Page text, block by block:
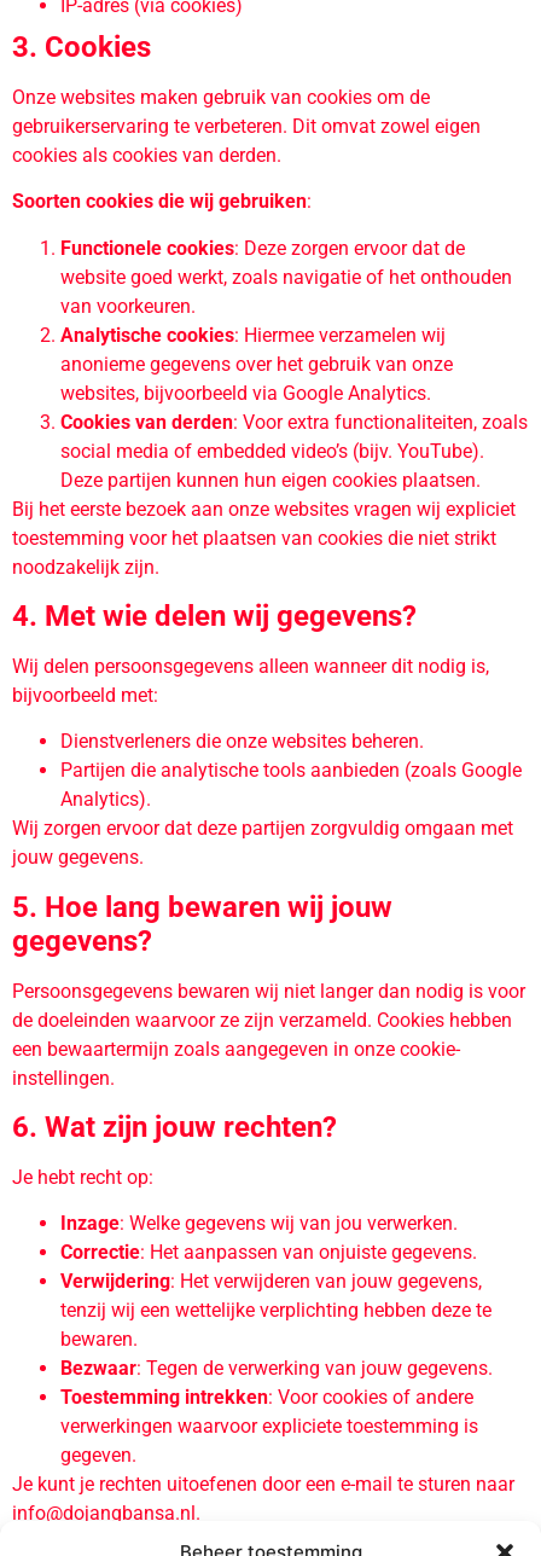
IP-adres (via cookies)
3. Cookies
Onze websites maken gebruik van cookies om de
gebruikerservaring te verbeteren. Dit omvat zowel eigen
cookies als cookies van derden.
Soorten cookies die wij gebruiken:
Functionele cookies: Deze zorgen ervoor dat de
website goed werkt, zoals navigatie of het onthouden
van voorkeuren.
Analytische cookies: Hiermee verzamelen wij
anonieme gegevens over het gebruik van onze
websites, bijvoorbeeld via Google Analytics.
Cookies van derden: Voor extra functionaliteiten, zoals
social media of embedded video’s (bijv. YouTube).
Deze partijen kunnen hun eigen cookies plaatsen.
Bij het eerste bezoek aan onze websites vragen wij expliciet
toestemming voor het plaatsen van cookies die niet strikt
noodzakelijk zijn.
4. Met wie delen wij gegevens?
Wij delen persoonsgegevens alleen wanneer dit nodig is,
bijvoorbeeld met:
Dienstverleners die onze websites beheren.
Partijen die analytische tools aanbieden (zoals Google
Analytics).
Wij zorgen ervoor dat deze partijen zorgvuldig omgaan met
jouw gegevens.
5. Hoe lang bewaren wij jouw
gegevens?
Persoonsgegevens bewaren wij niet langer dan nodig is voor
de doeleinden waarvoor ze zijn verzameld. Cookies hebben
een bewaartermijn zoals aangegeven in onze cookie-
instellingen.
6. Wat zijn jouw rechten?
Je hebt recht op:
Inzage: Welke gegevens wij van jou verwerken.
Correctie: Het aanpassen van onjuiste gegevens.
Verwijdering: Het verwijderen van jouw gegevens,
tenzij wij een wettelijke verplichting hebben deze te
bewaren.
Bezwaar: Tegen de verwerking van jouw gegevens.
Toestemming intrekken: Voor cookies of andere
verwerkingen waarvoor expliciete toestemming is
gegeven.
Je kunt je rechten uitoefenen door een e-mail te sturen naar
info@dojangbansa.nl .